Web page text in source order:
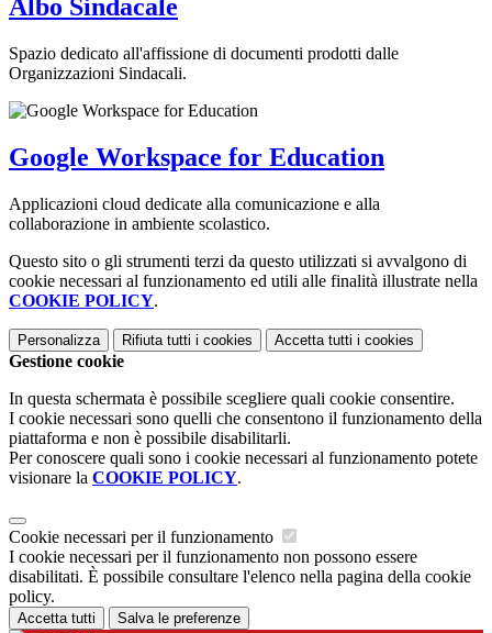
Albo Sindacale
Spazio dedicato all'affissione di documenti prodotti dalle
Organizzazioni Sindacali.
Google Workspace for Education
Applicazioni cloud dedicate alla comunicazione e alla
collaborazione in ambiente scolastico.
Questo sito o gli strumenti terzi da questo utilizzati si avvalgono di
cookie necessari al funzionamento ed utili alle finalità illustrate nella
COOKIE POLICY.
Personalizza Rifiuta tutti i cookies Accetta tutti i cookies
Gestione cookie
In questa schermata è possibile scegliere quali cookie consentire.
I cookie necessari sono quelli che consentono il funzionamento della
piattaforma e non è possibile disabilitarli.
Per conoscere quali sono i cookie necessari al funzionamento potete
visionare la COOKIE POLICY.
Cookie necessari per il funzionamento
I cookie necessari per il funzionamento non possono essere
disabilitati. È possibile consultare l'elenco nella pagina della cookie
policy.
Accetta tutti Salva le preferenze